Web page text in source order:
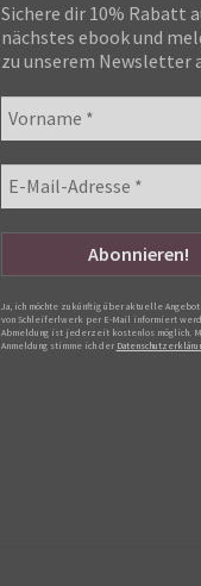
Sichere dir 10% Rabatt
nächstes ebook und
zu unserem Newsletter
Ja, ich möchte zukünftig über aktuelle
von Schleiferlwerk per E-Mail informiert
Abmeldung ist jederzeit kostenlos möglich.
Anmeldung stimme ich der